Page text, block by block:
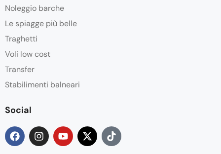
Noleggio barche
Le spiagge più belle
Traghetti
Voli low cost
Transfer
Stabilimenti balneari
Social